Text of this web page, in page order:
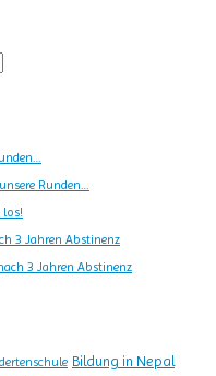
Runden…
los!
3 Jahren Abstinenz
3 Jahren Abstinenz
Bildung in Nepal